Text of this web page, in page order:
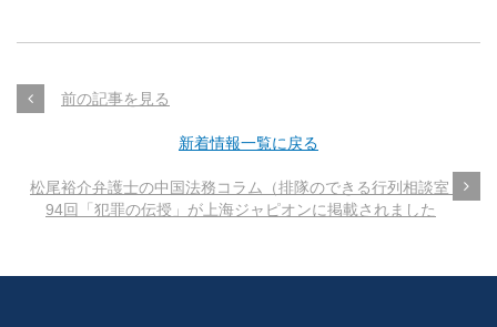
前の記事を見る
新着情報一覧に戻る
松尾裕介弁護士の中国法務コラム（排隊のできる行列相談室～第
94回「犯罪の伝授」が上海ジャピオンに掲載されました